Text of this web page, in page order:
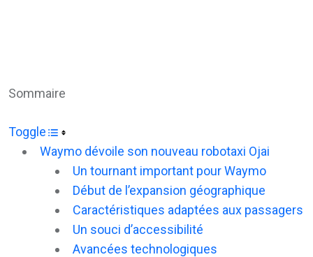
Sommaire
Toggle
Waymo dévoile son nouveau robotaxi Ojai
Un tournant important pour Waymo
Début de l’expansion géographique
Caractéristiques adaptées aux passagers
Un souci d’accessibilité
Avancées technologiques